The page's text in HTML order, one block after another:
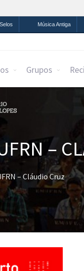
Acesso à
Música Antiga
Grupos
–
– Cláudio Cruz